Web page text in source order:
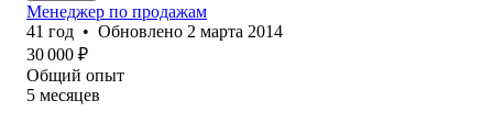
Менеджер по продажам
41 год • Обновлено 2 марта 2014
30 000 ₽
Общий опыт
5 месяцев